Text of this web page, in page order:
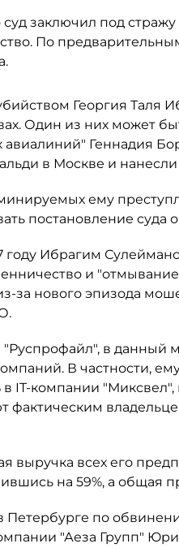
суд заключил под
По
Георгия Таля
Один из них может
Геннадия
в Москве и
ему
постановление суда
году Ибрагим
и
за нового эпизода
в данный
В частности,
в IT-компании
фактическим
выручка всех его
на 59%, а общая
Петербурге по
"Аеза Групп"